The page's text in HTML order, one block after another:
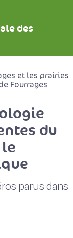
des
et les prairies
Fourrages
du
parus dans